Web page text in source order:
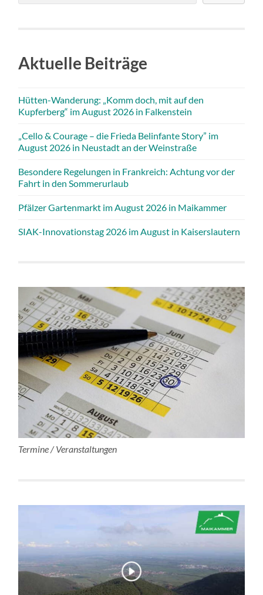
Aktuelle Beiträge
Hütten-Wanderung: „Komm doch, mit auf den
Kupferberg“ im August 2026 in Falkenstein
„Cello & Courage – die Frieda Belinfante Story” im
August 2026 in Neustadt an der Weinstraße
Besondere Regelungen in Frankreich: Achtung vor der
Fahrt in den Sommerurlaub
Pfälzer Gartenmarkt im August 2026 in Maikammer
SIAK-Innovationstag 2026 im August in Kaiserslautern
Termine / Veranstaltungen